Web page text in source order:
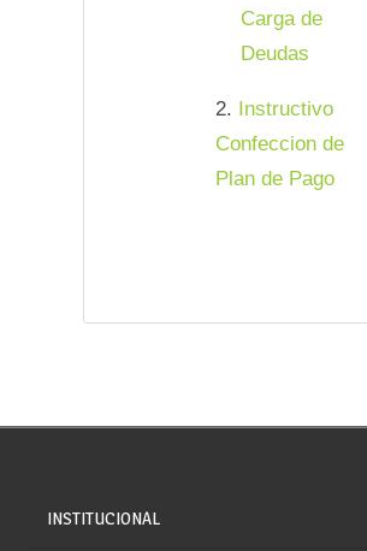
Carga de
Deudas
2.
Instructivo
Confeccion de
Plan de Pago
INSTITUCIONAL